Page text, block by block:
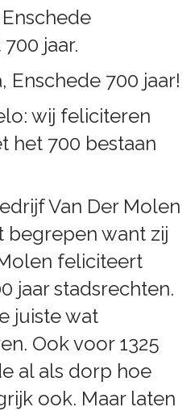
jaar.
Enschede 700 jaar!
wij feliciteren
het 700 bestaan
Van Der Molen
begrepen want zij
feliciteert
jaar stadsrechten.
juiste wat
Ook voor 1325
al als dorp hoe
ook. Maar laten